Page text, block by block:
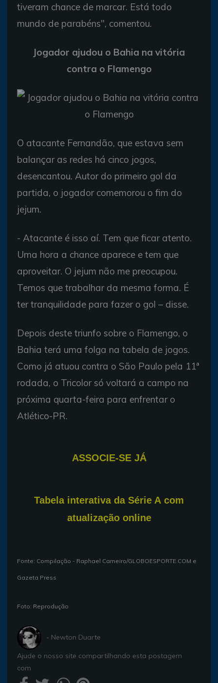
tiveram chance de marcar. Está todo
mundo de parabéns", comentou.
Jogador ajudou o Bahia na vitória
contra o Flamengo
O atacante Fernandão, que estava sem
balançar as redes há cinco jogos,
desencantou. Autor do primeiro gol da
partida, o jogador comemorou o fim do
jejum.
- Atacante é isso aí. Tem que ficar atento.
Uma hora a chance aparece e tem que
aproveitar. O jejum não me preocupou.
Temos que trabalhar da mesma forma. É
ter tranquilidade para fazer o gol – disse.
Depois deste triunfo sobre o Flamengo, o
Bahia terá uma folga na tabela de jogos.
Como já atuou contra o São Paulo pela 11ª
rodada, o Tricolor só voltará a campo na
próxima quarta-feira para enfrentar o
Atlético-PR.
ASSOCIE-SE JÁ
Tabela interativa da Série A com
atualização online
Fonte: Compilação - Raphael Carneiro/GLOBOESPORTE.COM e
Gazeta Press
Foto: Reprodução
- Newton Duarte
Ajude o nosso site compartilhando esta postagem
com